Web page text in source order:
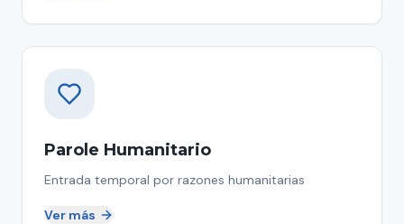
Parole Humanitario
Entrada temporal por razones humanitarias
Ver más